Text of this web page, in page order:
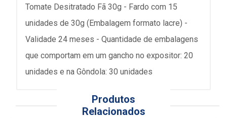
Tomate Desitratado Fã 30g - Fardo com 15
unidades de 30g (Embalagem formato lacre) -
Validade 24 meses - Quantidade de embalagens
que comportam em um gancho no expositor: 20
unidades e na Gôndola: 30 unidades
Produtos
Relacionados